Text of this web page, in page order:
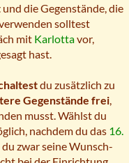
und die Gegenstände, die
solltest
mit Karlottavor,
hast.
du zusätzlich zu
Gegenstände frei,
musst. Wählst du
nachdem du das 16.
zwar seine Wunsch-